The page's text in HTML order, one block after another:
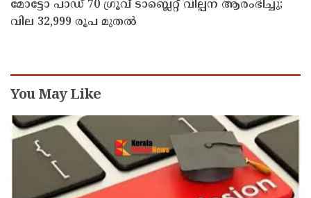
മോട്ടോ പാഡ് 70 ഗ്രൂവ് ടാബ്ലെറ്റ് വില്പന ആരംഭിച്ചു;
വില 32,999 രൂപ മുതൽ
You May Like